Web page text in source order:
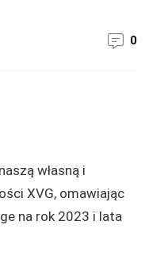
0
własną i
XVG, omawiając
na rok 2023 i lata